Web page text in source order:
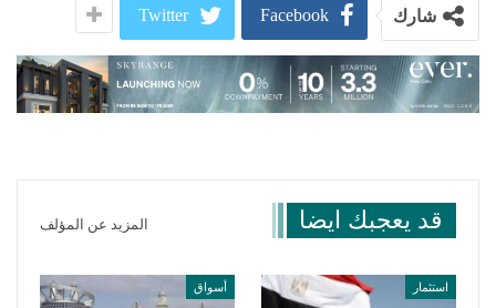
شارك Facebook
Twitter
قد يعجبك ايضا المزيد عن المؤلف
استثمار أسواق